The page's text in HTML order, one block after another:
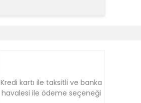
Kredi kartı ile taksitli ve banka
havalesi ile ödeme seçeneği